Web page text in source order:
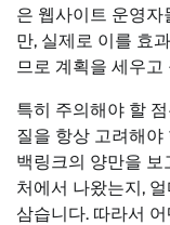
은 웹사이트 운영
만, 실제로 이를 효
므로 계획을 세우
특히 주의해야 할
질을 항상 고려해야
백링크의 양만을 보
처에서 나왔는지,
삼습니다. 따라서